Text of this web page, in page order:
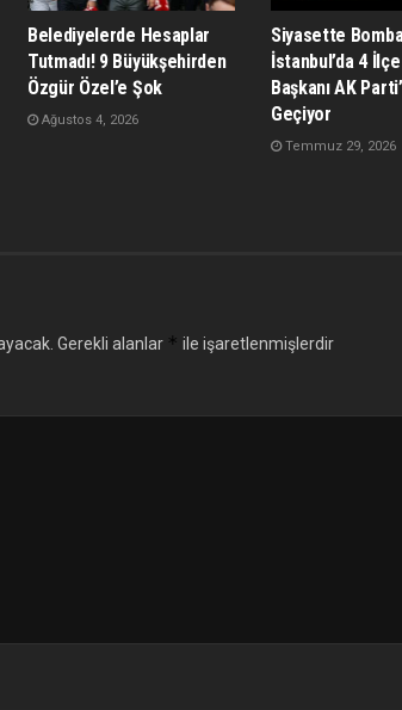
Belediyelerde Hesaplar
Tutmadı! 9 Büyükşehirden
Özgür Özel’e Şok
Ağustos 4, 2026
Siyasette
İstanbul’da 4
Başkanı AK
Geçiyor
Temmuz 29, 2026
Gerekli alanlar * ile işaretlenmişlerdir